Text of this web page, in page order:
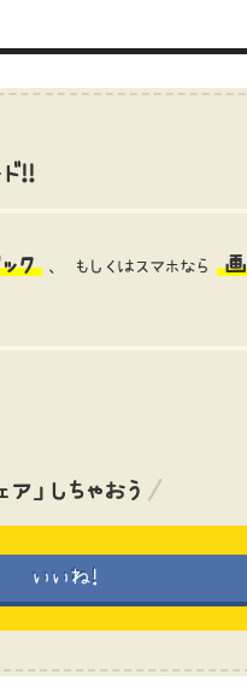
!!
ク 、 もしくはスマホなら
画
」しちゃおう
いいね!